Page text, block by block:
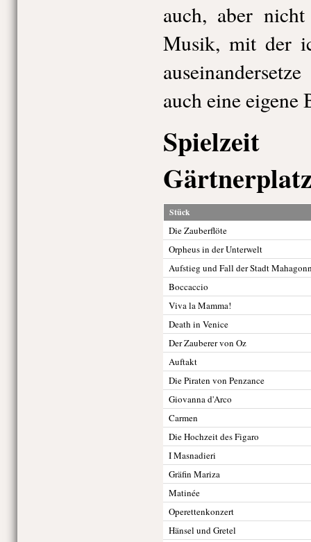
auch, aber
Musik, mit der
auch eine eigene
Stück
Die Zauberflöte
Orpheus in der Unterwelt
Aufstieg und Fall der Stadt
Boccaccio
Viva la Mamma!
Death in Venice
Der Zauberer von Oz
Auftakt
Die Piraten von Penzance
Giovanna d'Arco
Carmen
Die Hochzeit des Figaro
I Masnadieri
Gräfin Mariza
Matinée
Operettenkonzert
Hänsel und Gretel